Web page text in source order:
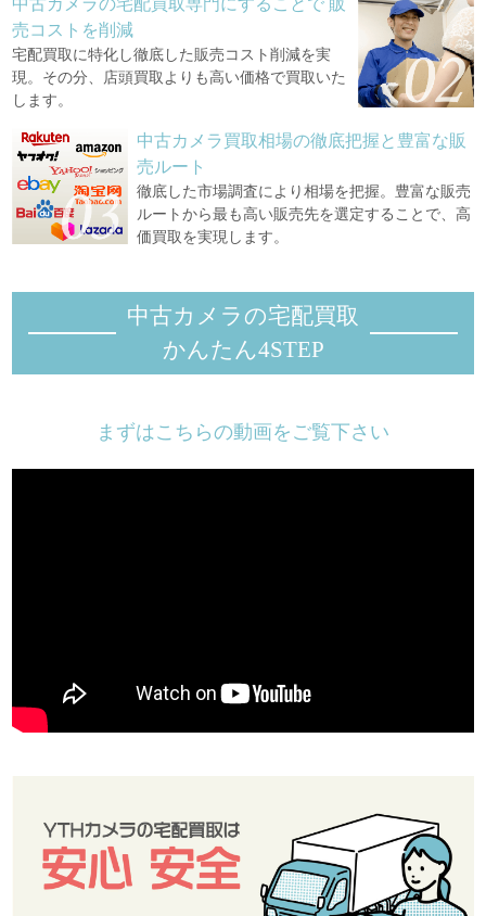
中古カメラの宅配買取専門にすることで 販
売コストを削減
宅配買取に特化し徹底した販売コスト削減を実
現。その分、店頭買取よりも高い価格で買取いた
します。
中古カメラ買取相場の徹底把握と豊富な販
売ルート
徹底した市場調査により相場を把握。豊富な販売
ルートから最も高い販売先を選定することで、高
価買取を実現します。
中古カメラの宅配買取
かんたん4STEP
まずはこちらの動画をご覧下さい